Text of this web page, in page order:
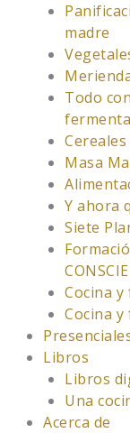
madre
Todo
Masa
Y ahora
Siete
Cocina
Cocina
Libros
Libros
Una
Acerca de